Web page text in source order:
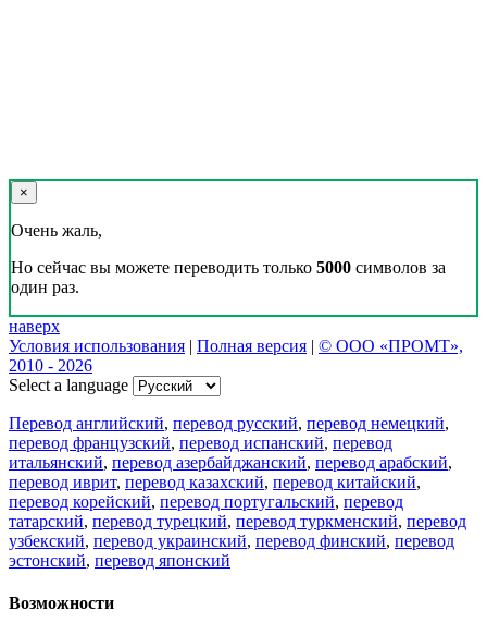
×
Очень жаль,
Но сейчас вы можете переводить только 5000 символов за
один раз.
наверх
Условия использования | Полная версия | © ООО «ПРОМТ»,
2010 - 2026
Select a language
Перевод английский, перевод русский, перевод немецкий,
перевод французский, перевод испанский, перевод
итальянский, перевод азербайджанский, перевод арабский,
перевод иврит, перевод казахский, перевод китайский,
перевод корейский, перевод португальский, перевод
татарский, перевод турецкий, перевод туркменский, перевод
узбекский, перевод украинский, перевод финский, перевод
эстонский, перевод японский
Возможности